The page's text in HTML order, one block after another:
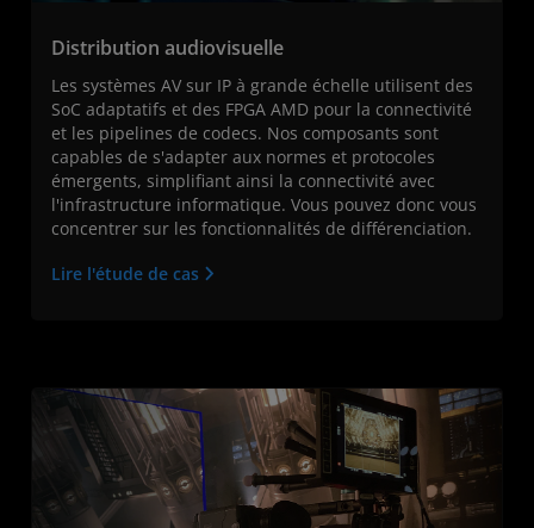
Distribution audiovisuelle
Les systèmes AV sur IP à grande échelle utilisent des
SoC adaptatifs et des FPGA AMD pour la connectivité
et les pipelines de codecs. Nos composants sont
capables de s'adapter aux normes et protocoles
émergents, simplifiant ainsi la connectivité avec
l'infrastructure informatique. Vous pouvez donc vous
concentrer sur les fonctionnalités de différenciation.
Lire l'étude de cas